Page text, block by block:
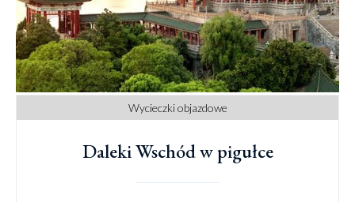
Wycieczki objazdowe
Daleki Wschód w pigułce